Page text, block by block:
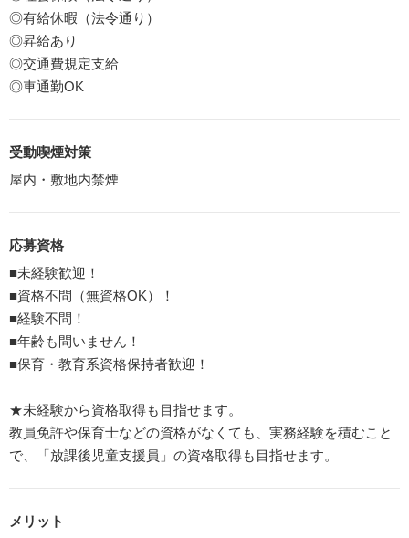
◎有給休暇（法令通り）
◎昇給あり
◎交通費規定支給
◎車通勤OK
受動喫煙対策
屋内・敷地内禁煙
応募資格
■未経験歓迎！
■資格不問（無資格OK）！
■経験不問！
■年齢も問いません！
■保育・教育系資格保持者歓迎！
★未経験から資格取得も目指せます。
教員免許や保育士などの資格がなくても、実務経験を積むこと
で、「放課後児童支援員」の資格取得も目指せます。
メリット